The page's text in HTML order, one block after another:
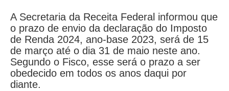
A Secretaria da Receita Federal informou que
o prazo de envio da declaração do Imposto
de Renda 2024, ano-base 2023, será de 15
de março até o dia 31 de maio neste ano.
Segundo o Fisco, esse será o prazo a ser
obedecido em todos os anos daqui por
diante.